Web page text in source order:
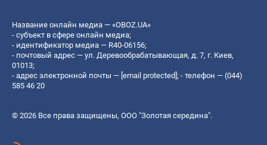
Название онлайн медиа — «OBOZ.UA»
- субъект в сфере онлайн медиа;
- идентификатор медиа — R40-06156;
- почтовый адрес — ул. Деревообрабатывающая, д. 7, г. Киев,
01013;
- адрес электронной почты — [email protected]; - телефон — (044)
585 46 20
© 2026 Все права защищены, ООО "Золотая середина".